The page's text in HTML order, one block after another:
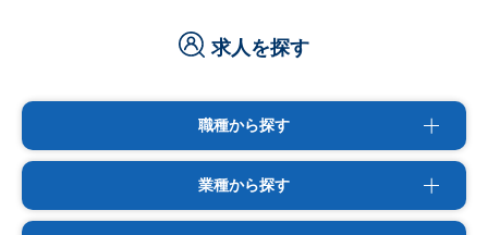
求人を探す
職種から探す
業種から探す